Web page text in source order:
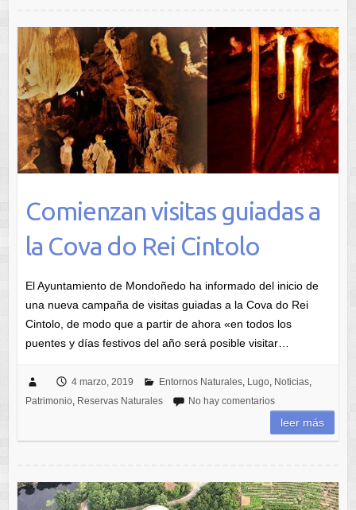
Comienzan visitas guiadas a
la Cova do Rei Cintolo
El Ayuntamiento de Mondoñedo ha informado del inicio de
una nueva campaña de visitas guiadas a la Cova do Rei
Cintolo, de modo que a partir de ahora «en todos los
puentes y días festivos del año será posible visitar…
4 marzo, 2019 Entornos Naturales, Lugo, Noticias,
Patrimonio, Reservas Naturales No hay comentarios
leer más